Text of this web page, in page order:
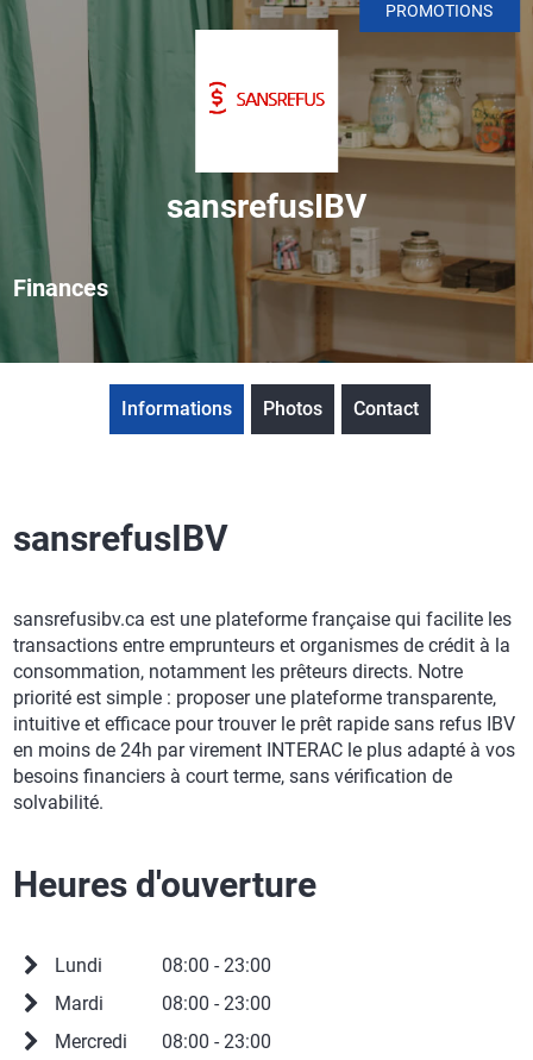
sansrefusIBV
Finances
PROMOTIONS
Informations Photos Contact
sansrefusIBV
sansrefusibv.ca est une plateforme française qui facilite les
transactions entre emprunteurs et organismes de crédit à la
consommation, notamment les prêteurs directs. Notre
priorité est simple : proposer une plateforme transparente,
intuitive et efficace pour trouver le prêt rapide sans refus IBV
en moins de 24h par virement INTERAC le plus adapté à vos
besoins financiers à court terme, sans vérification de
solvabilité.
Heures d'ouverture
Lundi
08:00 - 23:00
Mardi
08:00 - 23:00
Mercredi
08:00 - 23:00